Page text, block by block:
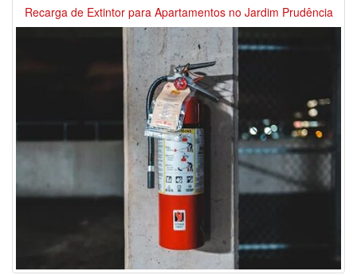
Recarga de Extintor para Apartamentos no Jardim Prudência